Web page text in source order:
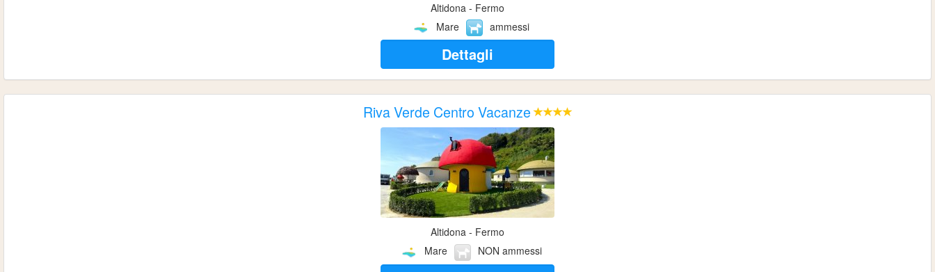
Altidona - Fermo
Mare
ammessi
Dettagli
Riva Verde Centro Vacanze
Altidona - Fermo
Mare
NON ammessi